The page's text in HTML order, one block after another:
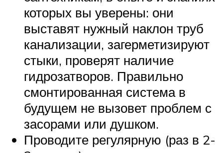
которых вы уверены: они
выставят нужный наклон труб
канализации, загерметизируют
стыки, проверят наличие
гидрозатворов. Правильно
смонтированная система в
будущем не вызовет проблем с
засорами или душком.
Проводите регулярную (раз в 2-